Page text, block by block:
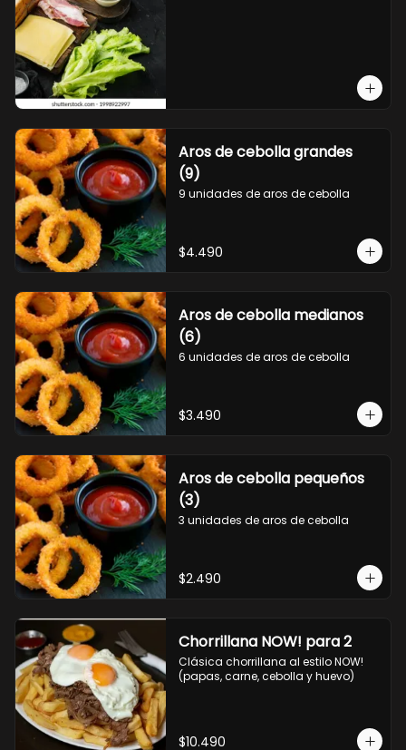
Aros de cebolla grandes
(9)
9 unidades de aros de cebolla
$4.490
Aros de cebolla medianos
(6)
6 unidades de aros de cebolla
$3.490
Aros de cebolla pequeños
(3)
3 unidades de aros de cebolla
$2.490
Chorrillana NOW! para 2
Clásica chorrillana al estilo NOW!
(papas, carne, cebolla y huevo)
$10.490